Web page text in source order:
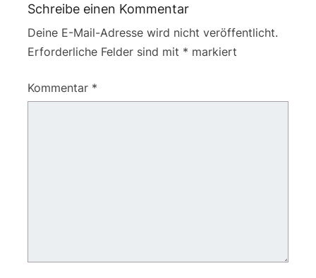
Schreibe einen Kommentar
Deine E-Mail-Adresse wird nicht veröffentlicht.
Erforderliche Felder sind mit * markiert
Kommentar *